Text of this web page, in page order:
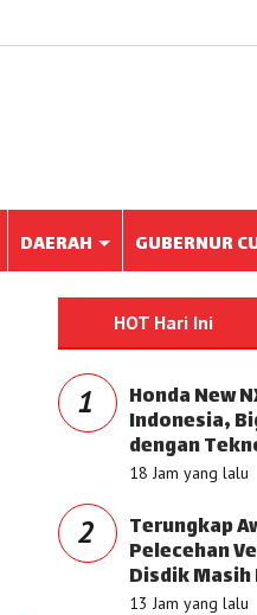
DAERAH GUBERNUR
HOT Hari Ini
1 Honda New
Indonesia,
dengan
18 Jam yang lalu
2 Terungkap
Pelecehan
Disdik
13 Jam yang lalu